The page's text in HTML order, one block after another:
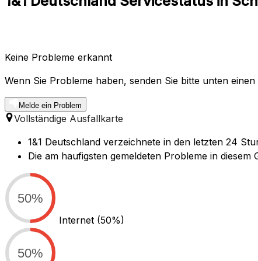
Keine Probleme erkannt
Wenn Sie Probleme haben, senden Sie bitte unten einen
Melde ein Problem
Vollständige Ausfallkarte
1&1 Deutschland verzeichnete in den letzten 24
Die am haufigsten gemeldeten Probleme in
50%
Internet (50%)
50%